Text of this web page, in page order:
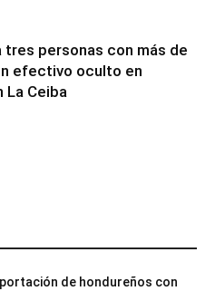
tres personas con más de
efectivo oculto en
La Ceiba
de hondureños con